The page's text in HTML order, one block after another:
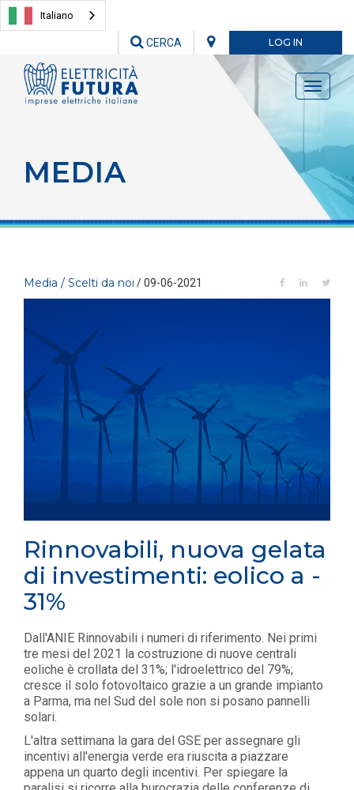
Italiano
LOG IN
CERCA
Toggle
MEDIA
Media / Scelti da noi / 09-06-2021
Rinnovabili, nuova gelata
di investimenti: eolico a -
31%
Dall'ANIE Rinnovabili i numeri di riferimento. Nei primi
tre mesi del 2021 la costruzione di nuove centrali
eoliche è crollata del 31%; l'idroelettrico del 79%;
cresce il solo fotovoltaico grazie a un grande impianto
a Parma, ma nel Sud del sole non si posano pannelli
solari.
L'altra settimana la gara del GSE per assegnare gli
incentivi all'energia verde era riuscita a piazzare
appena un quarto degli incentivi. Per spiegare la